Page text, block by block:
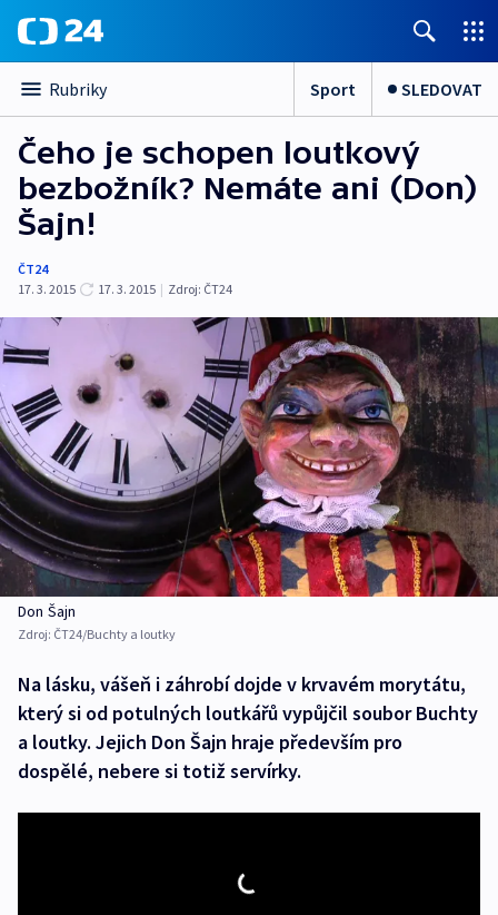
Rubriky Sport SLEDOVAT
Čeho je schopen loutkový
bezbožník? Nemáte ani (Don)
Šajn!
ČT24
17. 3. 2015
17. 3. 2015 | Zdroj: ČT24
Don Šajn
Zdroj: ČT24/Buchty a loutky
Na lásku, vášeň i záhrobí dojde v krvavém morytátu,
který si od potulných loutkářů vypůjčil soubor Buchty
a loutky. Jejich Don Šajn hraje především pro
dospělé, nebere si totiž servírky.